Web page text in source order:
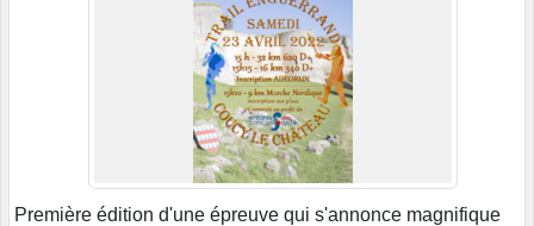
Première édition d'une épreuve qui s'annonce magnifique